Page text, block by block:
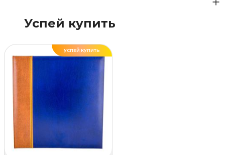
фотоколлаж и подходит для оформления семейных,
интерьерных или travel-снимков в доме или офисе.
Успей купить
УСПЕЙ КУПИТЬ